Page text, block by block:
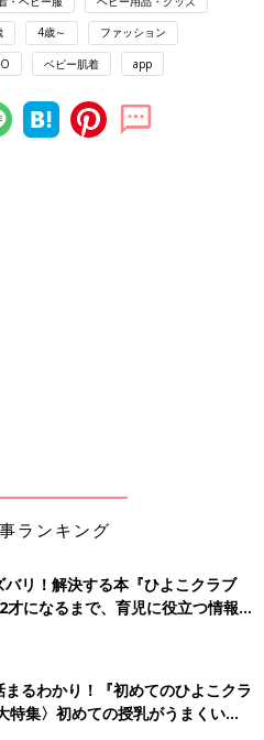
4歳～ ファッション
ベビー肌着 app
ランキング
リ！解決する本『ひよこクラブ
になるまで、育児に役立つ情報が
るわかり！『初めてのひよこクラ
特集〉初めての授乳がうまくい